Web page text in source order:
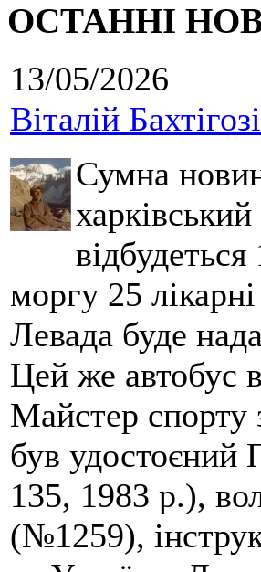
ОСТАННІ
13/05/2026
Віталій
Сумна
моргу 25
Левада буде
Цей же автобус
Майстер спорту
був удостоєний
135, 1983 р.),
(№1259),